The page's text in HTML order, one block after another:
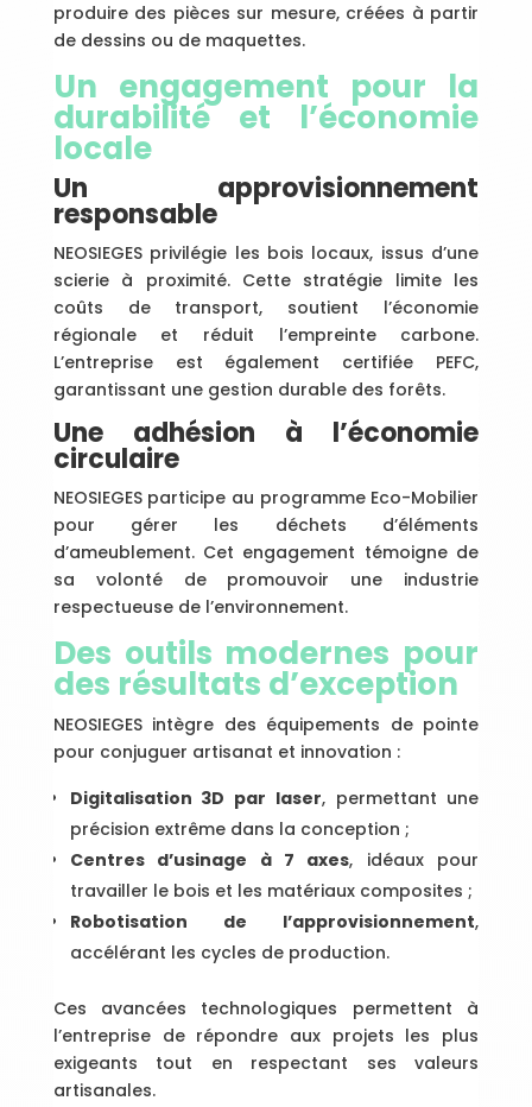
produire des pièces sur mesure, créées à partir
de dessins ou de maquettes.
Un engagement pour la
durabilité et l’économie
locale
Un approvisionnement
responsable
NEOSIEGES privilégie les bois locaux, issus d’une
scierie à proximité. Cette stratégie limite les
coûts de transport, soutient l’économie
régionale et réduit l’empreinte carbone.
L’entreprise est également certifiée PEFC,
garantissant une gestion durable des forêts.
Une adhésion à l’économie
circulaire
NEOSIEGES participe au programme Eco-Mobilier
pour gérer les déchets d’éléments
d’ameublement. Cet engagement témoigne de
sa volonté de promouvoir une industrie
respectueuse de l’environnement.
Des outils modernes pour
des résultats d’exception
NEOSIEGES intègre des équipements de pointe
pour conjuguer artisanat et innovation :
Digitalisation 3D par laser, permettant une
précision extrême dans la conception ;
Centres d’usinage à 7 axes, idéaux pour
travailler le bois et les matériaux composites ;
Robotisation de l’approvisionnement,
accélérant les cycles de production.
Ces avancées technologiques permettent à
l’entreprise de répondre aux projets les plus
exigeants tout en respectant ses valeurs
artisanales.